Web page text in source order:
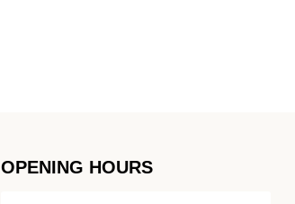
OPENING HOURS